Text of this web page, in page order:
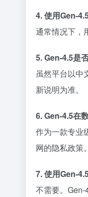
4. 使用Gen-
通常情况下，
5. Gen-4.5是
虽然平台以中
新说明为准。
6. Gen-4.5在
作为一款专业
网的隐私政策。
7. 使用Gen-
不需要。